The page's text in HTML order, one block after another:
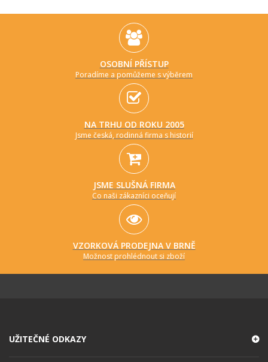
OSOBNÍ PŘÍSTUP
Poradíme a pomůžeme s výběrem
NA TRHU OD ROKU 2005
Jsme česká, rodinná firma s historií
JSME SLUŠNÁ FIRMA
Co naši zákazníci oceňují
VZORKOVÁ PRODEJNA V BRNĚ
Možnost prohlédnout si zboží
UŽITEČNÉ ODKAZY